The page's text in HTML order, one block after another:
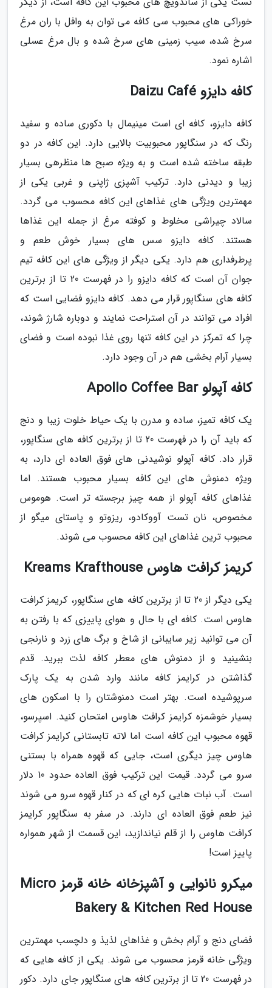
خوراکی های محبوب سی کافه می توان به وافل با ران مرغ
سرخ شده، سیب زمینی های سرخ شده و بال مرغ عسلی
اشاره نمود.
کافه دایزو Daizu Café
کافه دایزو، کافه ای است مینیمال با دکوری ساده و سفید
رنگ که در سنگاپور محبوبیت بالایی دارد. این کافه در دو
طبقه ساخته شده است و به ویژه صبح ها منظرهی بسیار
زیبا و دیدنی دارد. ترکیب آشپزی ژاپنی و غربی یکی از
مهمترین ویژگی های غذاهای این کافه محسوب می گردد.
سالاد چیراشی مخلوط و کوفته مرغ از جمله این غذاها
هستند. کافه دایزو سس های بسیار خوش طعم و
پرطرفداری هم دارد. یکی دیگر از ویژگی های این کافه تیم
جوان آن است که کافه دایزو را در فهرست 20 تا از برترین
کافه های سنگاپور قرار می دهد. کافه دایزو فضایی است که
افراد می توانند در آن استراحت نمایند و دوباره شارژ شوند،
چرا که تمرکز در این کافه تنها روی غذا نبوده است و فضای
بسیار آرام بخشی هم در آن وجود دارد.
کافه آپولو Apollo Coffee Bar
یک کافه تمیز، ساده و مدرن با یک حیاط خلوت زیبا و دنج
که باید آن را در فهرست 20 تا از برترین کافه های سنگاپور،
قرار داد. کافه آپولو نوشیدنی های فوق العاده ای دارد، به
ویژه دمنوش های این کافه بسیار محبوب هستند. اما
غذاهای کافه آپولو از همه چیز برجسته تر است. هوموس
مخصوص، نان تست آووکادو، ریزوتو و پاستای میگو از
محبوب ترین غذاهای این کافه محسوب می شوند.
کریمز کرافت هاوس Kreams Krafthouse
یکی دیگر از 20 تا از برترین کافه های سنگاپور، کریمز کرافت
هاوس است. کافه ای با حال و هوای پاییزی که با رفتن به
آن می توانید زیر سایبانی از شاخ و برگ های زرد و نارنجی
بنشینید و از دمنوش های معطر کافه لذت ببرید. قدم
گذاشتن در کرایمز کافه مانند وارد شدن به یک پارک
سرپوشیده است. بهتر است دمنوشتان را با اسکون های
بسیار خوشمزه کرایمز کرافت هاوس امتحان کنید. اسپرسو،
قهوه محبوب این کافه است اما لاته تابستانی کرایمز کرافت
هاوس چیز دیگری است، جایی که قهوه همراه با بستنی
سرو می گردد. قیمت این ترکیب فوق العاده حدود 10 دلار
است. آب نبات هایی کره ای که در کنار قهوه سرو می شوند
نیز طعم فوق العاده ای دارند. در سفر به سنگاپور کرایمز
کرافت هاوس را از قلم نیاندازید، این قسمت از شهر همواره
پاییز است!
میکرو نانوایی و آشپزخانه خانه قرمز Micro
Bakery & Kitchen Red House
فضای دنج و آرام بخش و غذاهای لذیذ و دلچسب مهمترین
ویژگی خانه قرمز محسوب می شوند. یکی از کافه هایی که
در فهرست 20 تا از برترین کافه های سنگاپور جای دارد. دکور